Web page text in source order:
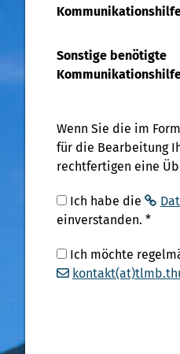
Sonstige benötigte
Wenn Sie die im
für die Bearbeitung
rechtfertigen eine
Ich habe die
einverstanden. *
Ich möchte